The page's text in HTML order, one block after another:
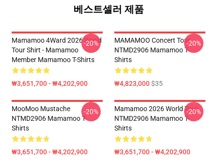
베스트셀러 제품
Mamamoo 4Ward 2026 World
Tour Shirt - Mamamoo
Member Mamamoo T-Shirts
₩3,651,700 - ₩4,202,900
-20%
MAMAMOO Concert Tour
NTMD2906 Mamamoo T-
Shirts
₩4,823,000$35
-20%
MooMoo Mustache
NTMD2906 Mamamoo T-
Shirts
₩3,651,700 - ₩4,202,900
-20%
Mamamoo 2026 World Tour
NTMD2906 Mamamoo T-
Shirts
₩3,651,700 - ₩4,202,900
-20%